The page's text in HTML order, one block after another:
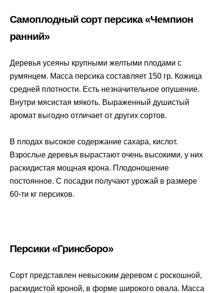
Самоплодный сорт персика «Чемпион
ранний»
Деревья усеяны крупными желтыми плодами с
румянцем. Масса персика составляет 150 гр. Кожица
средней плотности. Есть незначительное опушение.
Внутри мясистая мякоть. Выраженный душистый
аромат выгодно отличает от других сортов.
В плодах высокое содержание сахара, кислот.
Взрослые деревья вырастают очень высокими, у них
раскидистая мощная крона. Плодоношение
постоянное. С посадки получают урожай в размере
60-ти кг персиков.
Персики «Гринсборо»
Сорт представлен невысоким деревом с роскошной,
раскидистой кроной, в форме широкого овала. Масса